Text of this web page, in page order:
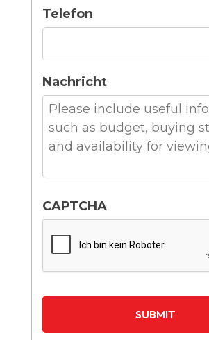
Telefon
Nachricht
CAPTCHA